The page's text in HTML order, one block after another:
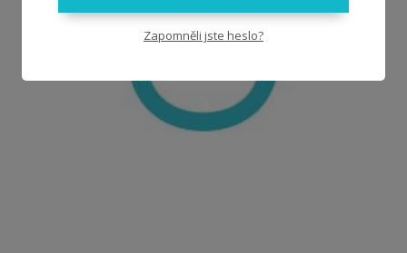
Zapomněli jste heslo?